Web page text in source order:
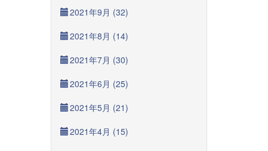
2021年9月 (32)
2021年8月 (14)
2021年7月 (30)
2021年6月 (25)
2021年5月 (21)
2021年4月 (15)